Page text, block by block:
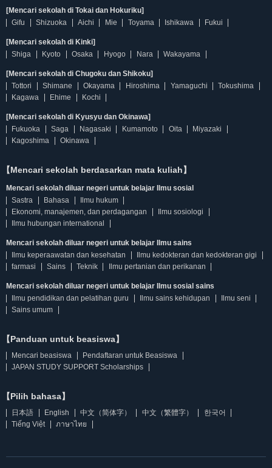
[Mencari sekolah di Tokai dan Hokuriku]
Gifu
Shizuoka Aichi Mie Toyama Ishikawa Fukui
[Mencari sekolah di Kinki]
Shiga
Kyoto Osaka Hyogo Nara Wakayama
[Mencari sekolah di Chugoku dan Shikoku]
Tottori
Shimane Okayama Hiroshima Yamaguchi
Tokushima
Kagawa
Ehime Kochi
[Mencari sekolah di Kyusyu dan Okinawa]
Fukuoka
Saga Nagasaki Kumamoto Oita
Miyazaki
Kagoshima
Okinawa
【Mencari sekolah berdasarkan mata kuliah】
Mencari sekolah diluar negeri untuk belajar Ilmu sosial
Sastra
Bahasa
Ilmu hukum
Ekonomi, manajemen, dan perdagangan
Ilmu sosiologi
Ilmu hubungan international
Mencari sekolah diluar negeri untuk belajar Ilmu sains
Ilmu keperaawatan dan kesehatan
Ilmu kedokteran dan kedokteran gigi
farmasi
Sains Teknik Ilmu pertanian dan perikanan
Mencari sekolah diluar negeri untuk belajar Ilmu sosial sains
Ilmu pendidikan dan pelatihan guru
Ilmu sains kehidupan
Ilmu seni
Sains umum
【Panduan untuk beasiswa】
Mencari beasiswa
Pendaftaran untuk Beasiswa
JAPAN STUDY SUPPORT Scholarships
【Pilih bahasa】
日本語 English 中文（简体字） 中文（繁體字）
한국어
Tiếng Việt
ภาษาไทย